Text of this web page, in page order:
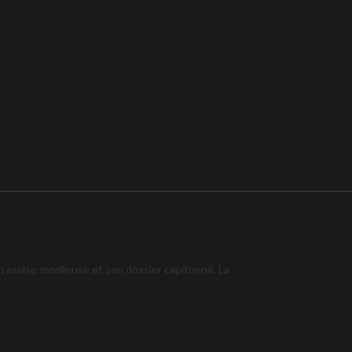
moelleuse et son dossier capitonné. La